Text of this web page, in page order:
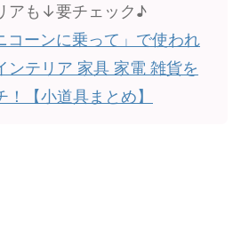
アも↓要チェック♪
コーンに乗って」で使われ
ンテリア 家具 家電 雑貨を
！【小道具まとめ】